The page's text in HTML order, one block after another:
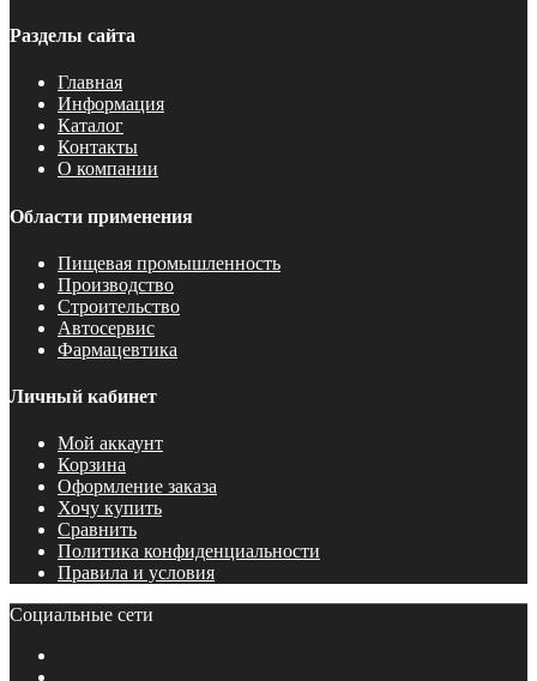
Разделы сайта
Главная
Информация
Каталог
Контакты
О компании
Области применения
Пищевая промышленность
Производство
Строительство
Автосервис
Фармацевтика
Личный кабинет
Мой аккаунт
Корзина
Оформление заказа
Хочу купить
Сравнить
Политика конфиденциальности
Правила и условия
Социальные сети